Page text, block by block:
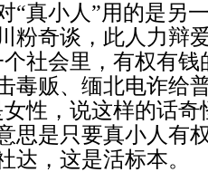
小人”用的是另
粉奇谈，此人力辩
社会里，有权有
毒贩、缅北电诈给
性，说这样的话
思是只要真小人有
达，这是活标本。